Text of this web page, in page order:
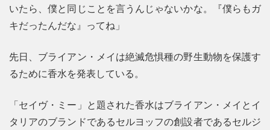
いたら、僕と同じことを言うんじゃないかな。『僕らもガ
キだったんだな』ってね」
先日、ブライアン・メイは絶滅危惧種の野生動物を保護す
るために香水を発表している。
「セイヴ・ミー」と題された香水はブライアン・メイとイ
タリアのブランドであるセルヨッフの創設者であるセルジ